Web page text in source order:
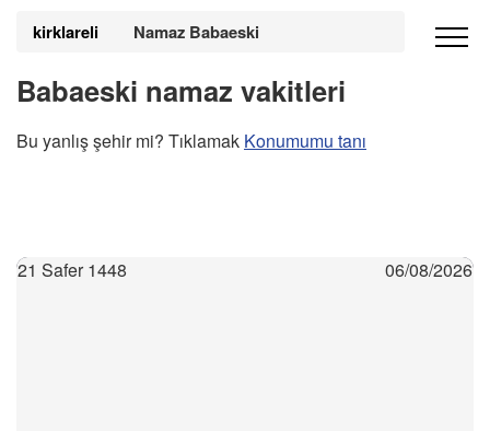
kirklareli Namaz Babaeski
Babaeski namaz vakitleri
Bu yanlış şehir mi? Tıklamak Konumumu tanı
21 Safer 1448 06/08/2026